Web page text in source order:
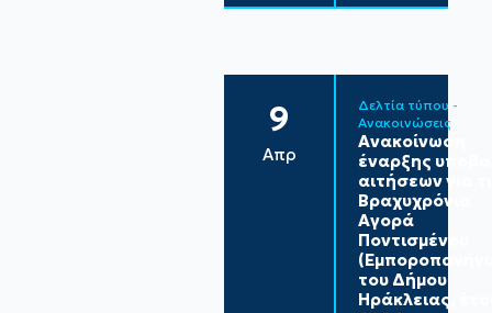
9
Απρ
Δελτία τύπου -
Ανακοινώσεις
Ανακοίνωση
έναρξης
αιτήσεων για
Βραχυχρόνια
Αγορά
Ποντισμένου
του Δήμου
Ηράκλειας,